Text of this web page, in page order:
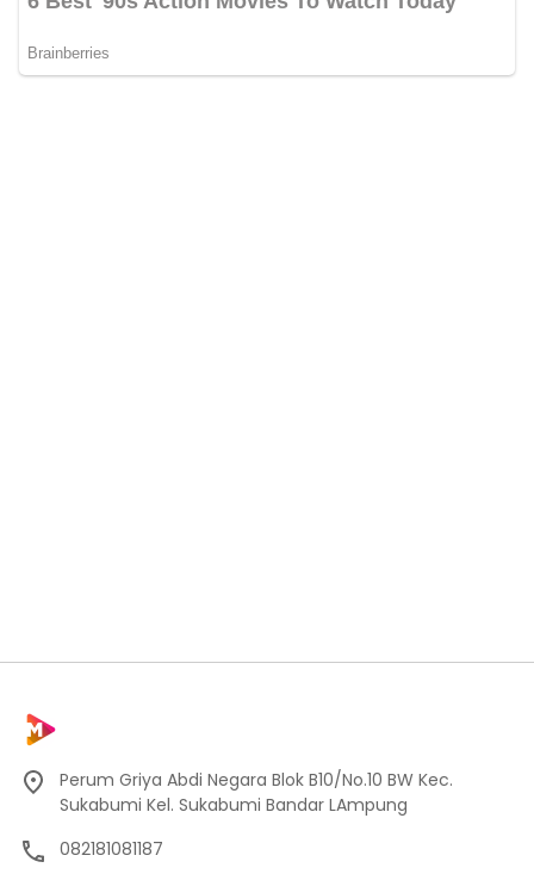
Perum Griya Abdi Negara Blok B10/No.10 BW Kec.
Sukabumi Kel. Sukabumi Bandar LAmpung
082181081187